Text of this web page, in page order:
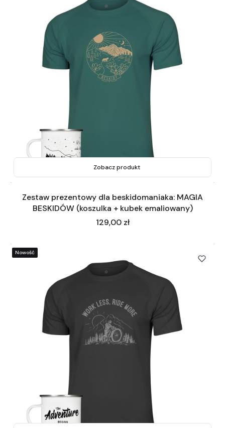
Zobacz produkt
Zestaw prezentowy dla beskidomaniaka: MAGIA
BESKIDÓW (koszulka + kubek emaliowany)
Cena
129,00 zł
Nowość